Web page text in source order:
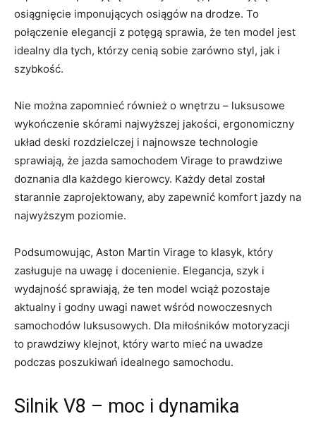
osiągnięcie imponujących ⁢osiągów na drodze.⁤ To
połączenie‍ elegancji z potęgą sprawia,⁣ że ten⁢ model⁢ jest
idealny dla‌ tych, ⁢którzy cenią sobie⁤ zarówno styl, jak i
szybkość.
Nie można zapomnieć również​ o ⁤wnętrzu – luksusowe
wykończenie ⁣skórami najwyższej jakości, ergonomiczny
układ deski​ rozdzielczej i najnowsze technologie
sprawiają, że jazda samochodem Virage to prawdziwe‍
doznania dla każdego kierowcy. Każdy ‍detal‌ został
⁣starannie ⁣zaprojektowany, aby zapewnić ⁢komfort jazdy ‌na
najwyższym poziomie.
Podsumowując,​ Aston Martin Virage to klasyk, który
‍zasługuje​ na uwagę‍ i docenienie. ​Elegancja, szyk⁣ i⁤
wydajność sprawiają, ‌że ten ⁣model ‍wciąż​ pozostaje
aktualny i‍ godny uwagi⁤ nawet wśród nowoczesnych
samochodów luksusowych. Dla miłośników motoryzacji
to prawdziwy klejnot,‍ który warto mieć na uwadze
podczas⁢ poszukiwań idealnego samochodu.
Silnik V8 – moc i ⁣dynamika